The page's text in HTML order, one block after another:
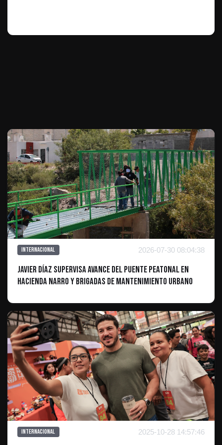
Internacional 2026-07-30 08:04:38
Javier Díaz supervisa avance del puente peatonal en
Hacienda Narro y brigadas de mantenimiento urbano
Internacional 2025-10-28 14:57:46